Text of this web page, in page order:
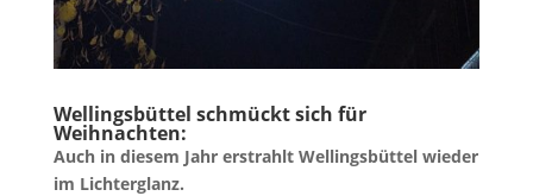
Wellingsbüttel schmückt sich für
Weihnachten:
Auch in diesem Jahr erstrahlt Wellingsbüttel wieder
im Lichterglanz.